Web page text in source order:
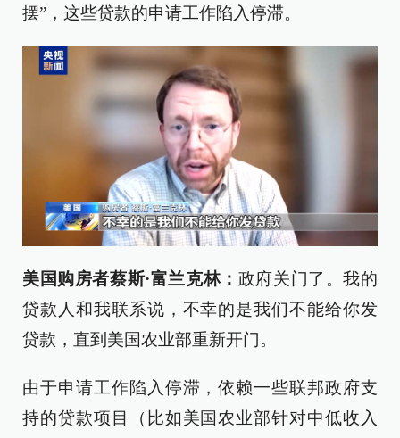
摆”，这些贷款的申请工作陷入停滞。
美国购房者蔡斯·富兰克林： 政府关门了。我的
贷款人和我联系说，不幸的是我们不能给你发
贷款，直到美国农业部重新开门。
由于申请工作陷入停滞，依赖一些联邦政府支
持的贷款项目（比如美国农业部针对中低收入